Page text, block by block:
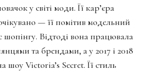
у світі моди. Її кар’єра
— її помітив модельний
шопінгу. Відтоді вона працювала
та брендами, а у 2017 і 2018
шоу Victoria’s Secret. Її стиль